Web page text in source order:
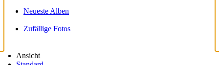
Neueste Alben
Zufällige Fotos
Ansicht